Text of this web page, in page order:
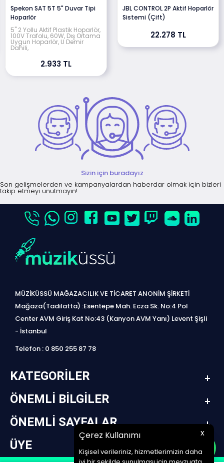
Çerez Kullanımı x
Kişisel verileriniz, hizmetlerimizin daha
Spekon SAT 5T 5" Duvar Tipi
Hoparlör
5" 2 Yollu Aktif Plastik Hoparlör,
100V Trafolu, 60W, Dış Ortama
Uygun Hoparlör, U Demir
Dahili,
2.933 TL
JBL CONTROL 2P Aktif Hoparlör
Sistemi (Çift)
22.278 TL
Sizin için buradayız
Son gelişmelerden ve kampanyalardan haberdar olmak için bizleri
takip etmeyi unutmayın!
MÜZİKÜSSÜ MAĞAZACILIK VE TİCARET ANONİM ŞİRKETİ
Mağaza(Tadilatta) :Esentepe Mah. Ecza Sk. No:4 Pol
Center AVM Giriş Kat No:43 (Kanyon AVM Yanı) Levent Şişli
- İstanbul
Telefon : 0 850 255 87 78
KATEGORILER
ÖNEMLI BILGILER
ÖNEMLI SAYFALAR
ÜYE